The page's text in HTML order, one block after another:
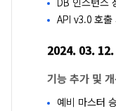
API v3.0 호
2024. 03. 12.
기능 추가 및
예비 마스터